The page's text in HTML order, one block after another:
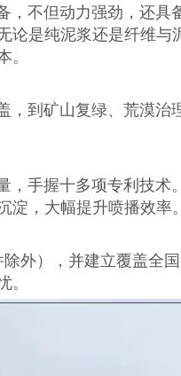
不但动力强劲，还具
是纯泥浆还是纤维
。
到矿山复绿、荒漠治
手握十多项专利技术
，大幅提升喷播效率。
），并建立覆盖全
。